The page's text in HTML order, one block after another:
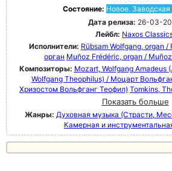
Состояние: Новое. Заводская
Дата релиза: 26-03-
Лейбл: Naxos
Исполнители: Rübsam Wolfgang, organ
орган Muñoz Frédéric, organ /
Композиторы: Mozart, Wolfgang Amadeus
Wolfgang Theophilus) / Моцарт
Хризостом Вольфганг Теофил) Tomkins,
Показать больше
Жанры: Духовная музыка (Страсти,
Камерная и